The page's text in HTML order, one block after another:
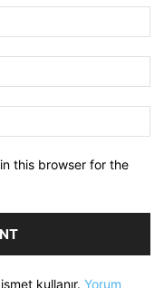
this browser for the
kullanır. Yorum